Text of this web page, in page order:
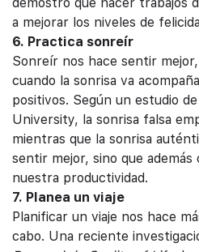
a mejorar los niveles de
6. Practica sonreír
Sonreír nos hace sentir
cuando la sonrisa va
positivos. Según un estudio
University, la sonrisa falsa
mientras que la sonrisa
sentir mejor, sino que
nuestra productividad.
7. Planea un viaje
Planificar un viaje nos hace
cabo. Una reciente